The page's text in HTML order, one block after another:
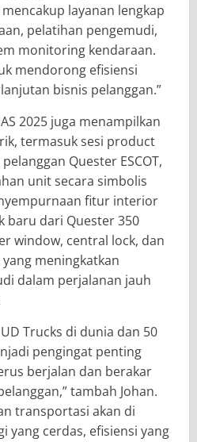
layanan lengkap
pelatihan pengemudi,
monitoring kendaraan.
mendorong efisiensi
bisnis pelanggan.”
2025 juga menampilkan
termasuk sesi product
Quester ESCOT,
unit secara simbolis
fitur interior
baru dari Quester 350
window, central lock, dan
meningkatkan
dalam perjalanan jauh
Trucks di dunia dan 50
pengingat penting
berjalan dan berakar
tambah Johan.
transportasi akan di
yang cerdas, efisiensi yang